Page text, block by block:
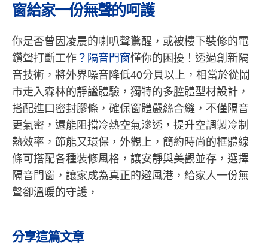
窗給家一份無聲的呵護
你是否曾因凌晨的喇叭聲驚醒，或被樓下裝修的電
鑽聲打斷工作 ？隔音門窗懂你的困擾！透過創新隔
音技術，將外界噪音降低40分貝以上，相當於從鬧
市走入森林的靜謐體驗，獨特的多腔體型材設計，
搭配進口密封膠條，確保窗體嚴絲合縫，不僅隔音
更氣密，還能阻擋冷熱空氣滲透，提升空調製冷制
熱效率，節能又環保，外觀上，簡約時尚的框體線
條可搭配各種裝修風格，讓安靜與美觀並存，選擇
隔音門窗，讓家成為真正的避風港，給家人一份無
聲卻溫暖的守護，
分享這篇文章